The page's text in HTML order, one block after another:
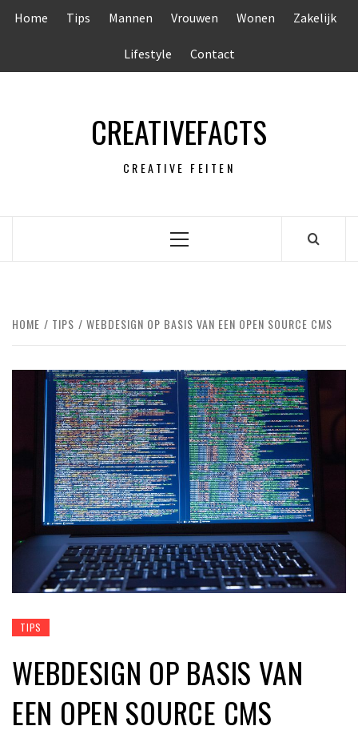
Home Tips Mannen Vrouwen Wonen Zakelijk
Lifestyle Contact
CREATIVEFACTS
CREATIVE FEITEN
Primair
HOME TIPS WEBDESIGN OP BASIS VAN EEN OPEN SOURCE CMS
TIPS
WEBDESIGN OP BASIS VAN
EEN OPEN SOURCE CMS